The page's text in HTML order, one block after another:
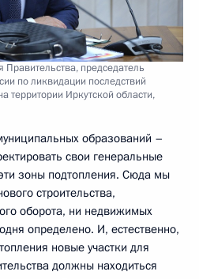
председатель
по ликвидации последствий
территории Иркутской области,
образований –
свои генеральные
зоны подтопления. Сюда мы
строительства,
оборота, ни недвижимых
определено. И, естественно,
новые участки для
должны находиться